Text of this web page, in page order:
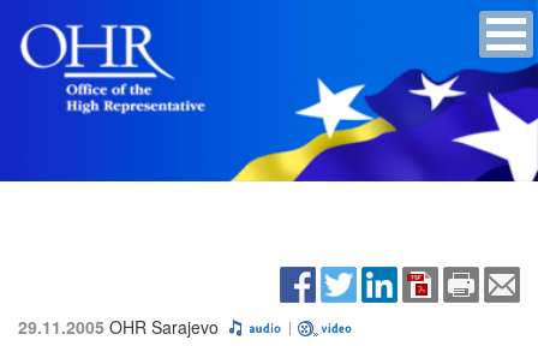
29.11.2005 OHR Sarajevo